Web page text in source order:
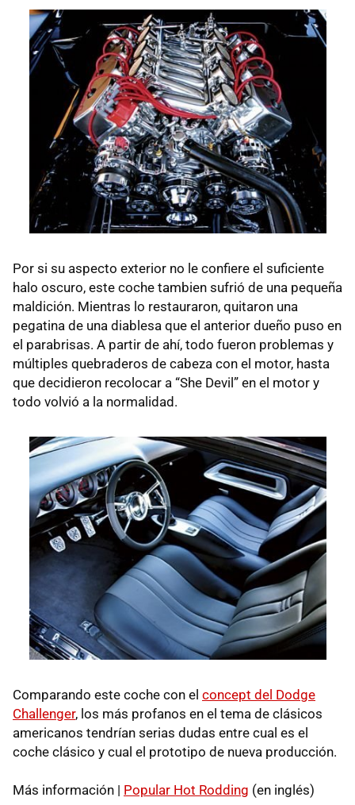
Por si su aspecto exterior no le confiere el suficiente
halo oscuro, este coche tambien sufrió de una pequeña
maldición. Mientras lo restauraron, quitaron una
pegatina de una diablesa que el anterior dueño puso en
el parabrisas. A partir de ahí, todo fueron problemas y
múltiples quebraderos de cabeza con el motor, hasta
que decidieron recolocar a “She Devil” en el motor y
todo volvió a la normalidad.
Comparando este coche con el concept del Dodge
Challenger, los más profanos en el tema de clásicos
americanos tendrían serias dudas entre cual es el
coche clásico y cual el prototipo de nueva producción.
Más información | Popular Hot Rodding (en inglés)